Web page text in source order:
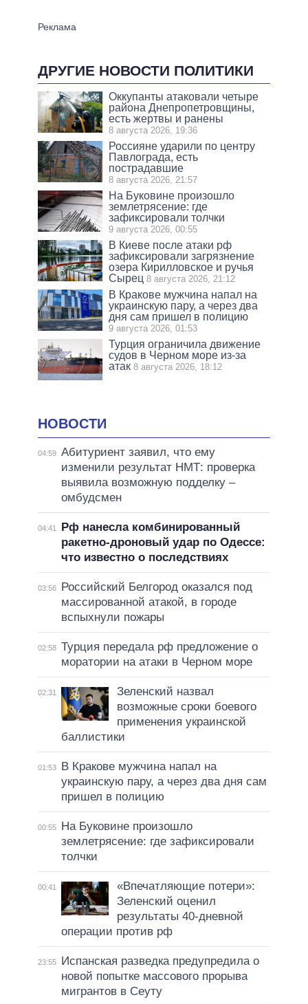
ДРУГИЕ НОВОСТИ ПОЛИТИКИ
Оккупанты атаковали четыре
района Днепропетровщины,
есть жертвы и ранены
8 августа 2026, 19:36
Россияне ударили по центру
Павлограда, есть
пострадавшие
8 августа 2026, 21:57
На Буковине произошло
землетрясение: где
зафиксировали толчки
9 августа 2026, 00:55
В Киеве после атаки рф
зафиксировали загрязнение
озера Кирилловское и ручья
Сырец 8 августа 2026, 21:12
В Кракове мужчина напал на
украинскую пару, а через два
дня сам пришел в полицию
9 августа 2026, 01:53
Турция ограничила движение
судов в Черном море из-за
атак 8 августа 2026, 18:12
НОВОСТИ
04:59 Абитуриент заявил, что ему
изменили результат НМТ: проверка
выявила возможную подделку –
омбудсмен
04:41
Рф нанесла комбинированный
ракетно-дроновый удар по Одессе:
что известно о последствиях
03:56
Российский Белгород оказался под
массированной атакой, в городе
вспыхнули пожары
02:58 Турция передала рф предложение о
моратории на атаки в Черном море
02:31
Зеленский назвал
возможные сроки боевого
применения украинской
баллистики
01:53
В Кракове мужчина напал на
украинскую пару, а через два дня сам
пришел в полицию
00:55
На Буковине произошло
землетрясение: где зафиксировали
толчки
00:41
«Впечатляющие потери»:
Зеленский оценил
результаты 40-дневной
операции против рф
23:55
Испанская разведка предупредила о
новой попытке массового прорыва
мигрантов в Сеуту